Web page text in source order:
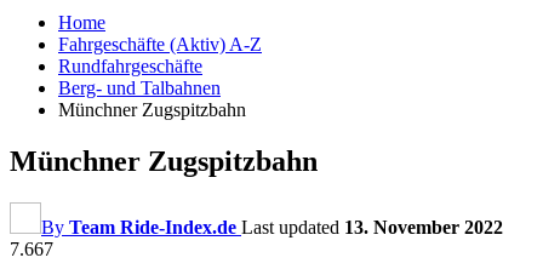
Home
Fahrgeschäfte (Aktiv) A-Z
Rundfahrgeschäfte
Berg- und Talbahnen
Münchner Zugspitzbahn
Münchner Zugspitzbahn
By Team Ride-Index.de Last updated 13. November 2022
7.667